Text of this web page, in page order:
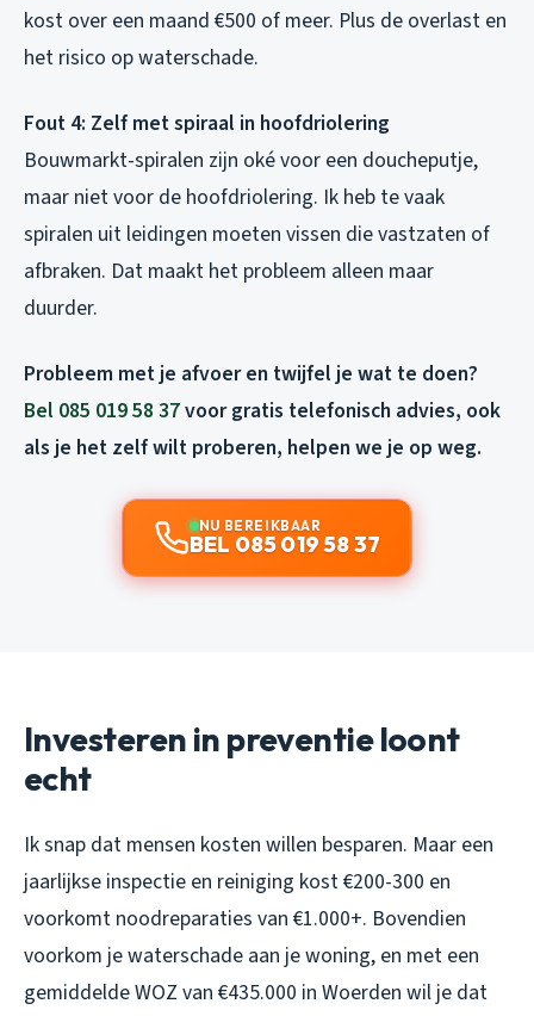
kost over een maand €500 of meer. Plus de overlast en
het risico op waterschade.
Fout 4: Zelf met spiraal in hoofdriolering
Bouwmarkt-spiralen zijn oké voor een doucheputje,
maar niet voor de hoofdriolering. Ik heb te vaak
spiralen uit leidingen moeten vissen die vastzaten of
afbraken. Dat maakt het probleem alleen maar
duurder.
Probleem met je afvoer en twijfel je wat te doen?
Bel 085 019 58 37voor gratis telefonisch advies, ook
als je het zelf wilt proberen, helpen we je op weg.
NU BEREIKBAAR
BEL 085 019 58 37
Investeren in preventie loont
echt
Ik snap dat mensen kosten willen besparen. Maar een
jaarlijkse inspectie en reiniging kost €200-300 en
voorkomt noodreparaties van €1.000+. Bovendien
voorkom je waterschade aan je woning, en met een
gemiddelde WOZ van €435.000 in Woerden wil je dat